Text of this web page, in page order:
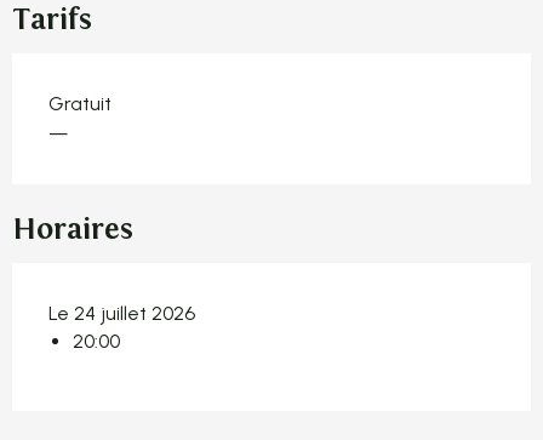
Tarifs
Gratuit
—
Horaires
Le 24 juillet 2026
20:00